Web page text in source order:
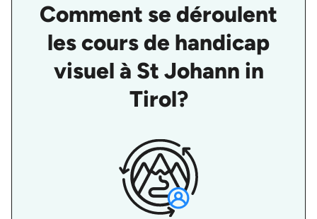
Comment se déroulent
les cours de handicap
visuel à St Johann in
Tirol?